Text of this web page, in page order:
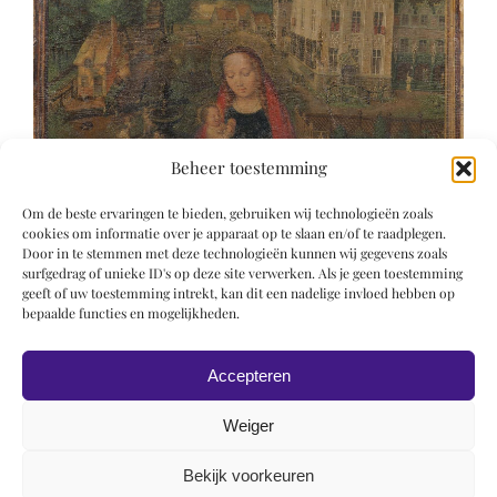
Beheer toestemming
Om de beste ervaringen te bieden, gebruiken wij technologieën zoals
cookies om informatie over je apparaat op te slaan en/of te raadplegen.
Door in te stemmen met deze technologieën kunnen wij gegevens zoals
surfgedrag of unieke ID's op deze site verwerken. Als je geen toestemming
geeft of uw toestemming intrekt, kan dit een nadelige invloed hebben op
bepaalde functies en mogelijkheden.
Accepteren
Weiger
Bekijk voorkeuren